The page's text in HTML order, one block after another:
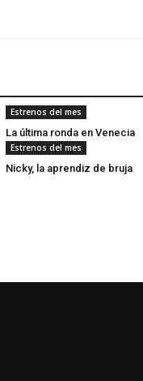
Estrenos del mes
La última ronda en Venecia
Estrenos del mes
Nicky, la aprendiz de bruja